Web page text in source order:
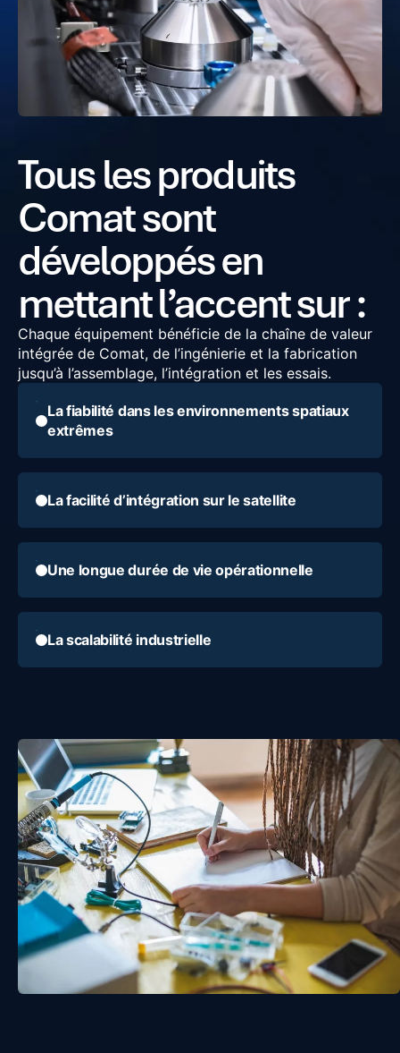
Tous les produits
Comat sont
développés en
mettant l’accent sur :
Chaque équipement bénéficie de la chaîne de valeur
intégrée de Comat, de l’ingénierie et la fabrication
jusqu’à l’assemblage, l’intégration et les essais.
La fiabilité dans les environnements spatiaux
extrêmes
La facilité d’intégration sur le satellite
Une longue durée de vie opérationnelle
La scalabilité industrielle